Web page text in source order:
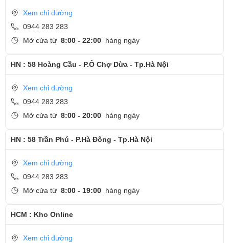
mới.
Cảm ơn quý khách đã dành thời gian tham khảo và quan tâm
tới dịch vụ thay bàn phím tại Ngọc Nguyễn Care
- HotlineCSKH dịch vụ sửa chữa: 0944-283-283
Xem chỉ đường
0944 283 283
Mở cửa từ 8:00 - 22:00 hàng ngày
HN : 58 Hoàng Cầu - P.Ô Chợ Dừa - Tp.Hà Nội
Xem chỉ đường
0944 283 283
Mở cửa từ 8:00 - 20:00 hàng ngày
HN : 58 Trần Phú - P.Hà Đông - Tp.Hà Nội
Xem chỉ đường
0944 283 283
Mở cửa từ 8:00 - 19:00 hàng ngày
HCM : Kho Online
Xem chỉ đường